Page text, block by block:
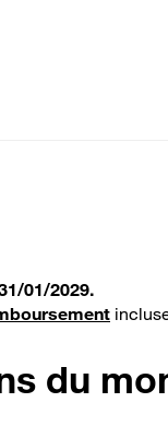
01/2029.
du